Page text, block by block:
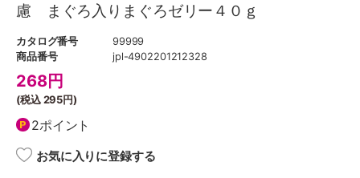
慮 まぐろ入りまぐろゼリー４０ｇ
カタログ番号
99999
商品番号
jpl-4902201212328
268円
(税込295円)
2ポイント
お気に入りに登録する